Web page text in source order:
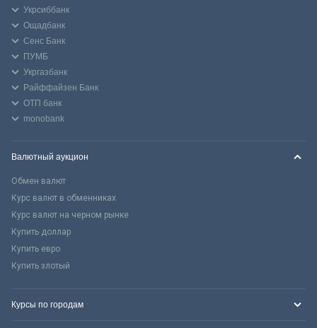
Укрсиббанк
Ощадбанк
Сенс Банк
ПУМБ
Укргазбанк
Райффайзен Банк
ОТП банк
monobank
Валютный аукцион
Обмен валют
Курс валют в обменниках
Курс валют на черном рынке
Купить доллар
Купить евро
Купить злотый
Курсы по городам